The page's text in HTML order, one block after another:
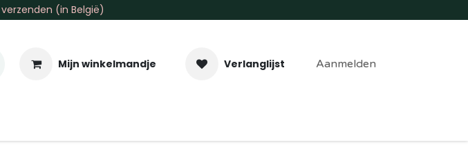
(in België)
Mijn winkelmandje Verlanglijst Aanmelden